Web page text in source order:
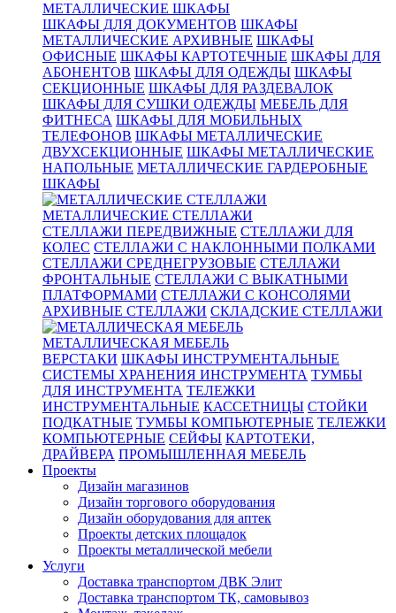
МЕТАЛЛИЧЕСКИЕ ШКАФЫ
ШКАФЫ ДЛЯ ДОКУМЕНТОВ ШКАФЫ
МЕТАЛЛИЧЕСКИЕ АРХИВНЫЕ ШКАФЫ
ОФИСНЫЕ ШКАФЫ КАРТОТЕЧНЫЕ ШКАФЫ ДЛЯ
АБОНЕНТОВ ШКАФЫ ДЛЯ ОДЕЖДЫ ШКАФЫ
СЕКЦИОННЫЕ ШКАФЫ ДЛЯ РАЗДЕВАЛОК
ШКАФЫ ДЛЯ СУШКИ ОДЕЖДЫ МЕБЕЛЬ ДЛЯ
ФИТНЕСА ШКАФЫ ДЛЯ МОБИЛЬНЫХ
ТЕЛЕФОНОВ ШКАФЫ МЕТАЛЛИЧЕСКИЕ
ДВУХСЕКЦИОННЫЕ ШКАФЫ МЕТАЛЛИЧЕСКИЕ
НАПОЛЬНЫЕ МЕТАЛЛИЧЕСКИЕ ГАРДЕРОБНЫЕ
ШКАФЫ
МЕТАЛЛИЧЕСКИЕ СТЕЛЛАЖИ
СТЕЛЛАЖИ ПЕРЕДВИЖНЫЕ СТЕЛЛАЖИ ДЛЯ
КОЛЕС СТЕЛЛАЖИ С НАКЛОННЫМИ ПОЛКАМИ
СТЕЛЛАЖИ СРЕДНЕГРУЗОВЫЕ СТЕЛЛАЖИ
ФРОНТАЛЬНЫЕ СТЕЛЛАЖИ С ВЫКАТНЫМИ
ПЛАТФОРМАМИ СТЕЛЛАЖИ С КОНСОЛЯМИ
АРХИВНЫЕ СТЕЛЛАЖИ СКЛАДСКИЕ СТЕЛЛАЖИ
МЕТАЛЛИЧЕСКАЯ МЕБЕЛЬ
ВЕРСТАКИ ШКАФЫ ИНСТРУМЕНТАЛЬНЫЕ
СИСТЕМЫ ХРАНЕНИЯ ИНСТРУМЕНТА ТУМБЫ
ДЛЯ ИНСТРУМЕНТА ТЕЛЕЖКИ
ИНСТРУМЕНТАЛЬНЫЕ КАССЕТНИЦЫ СТОЙКИ
ПОДКАТНЫЕ ТУМБЫ КОМПЬЮТЕРНЫЕ ТЕЛЕЖКИ
КОМПЬЮТЕРНЫЕ СЕЙФЫ КАРТОТЕКИ,
ДРАЙВЕРА ПРОМЫШЛЕННАЯ МЕБЕЛЬ
Проекты
Дизайн магазинов
Дизайн торгового оборудования
Дизайн оборудования для аптек
Проекты детских площадок
Проекты металлической мебели
Услуги
Доставка транспортом ДВК Элит
Доставка транспортом ТК, самовывоз